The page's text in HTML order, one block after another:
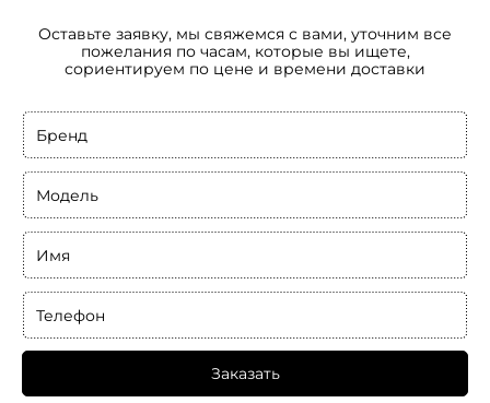
Оставьте заявку, мы свяжемся с вами, уточним все
пожелания по часам, которые вы ищете,
сориентируем по цене и времени доставки
Бренд
Модель
Имя
Телефон
Заказать